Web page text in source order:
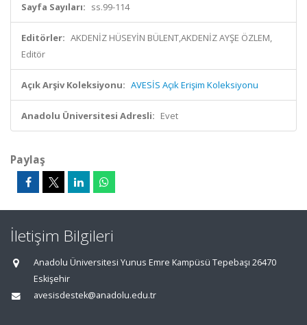
Sayfa Sayıları: ss.99-114
Editörler: AKDENİZ HÜSEYİN BÜLENT,AKDENİZ AYŞE ÖZLEM,
Editör
Açık Arşiv Koleksiyonu: AVESİS Açık Erişim Koleksiyonu
Anadolu Üniversitesi Adresli: Evet
Paylaş
İletişim Bilgileri
Anadolu Üniversitesi Yunus Emre Kampüsü Tepebaşı 26470
Eskişehir
avesisdestek@anadolu.edu.tr